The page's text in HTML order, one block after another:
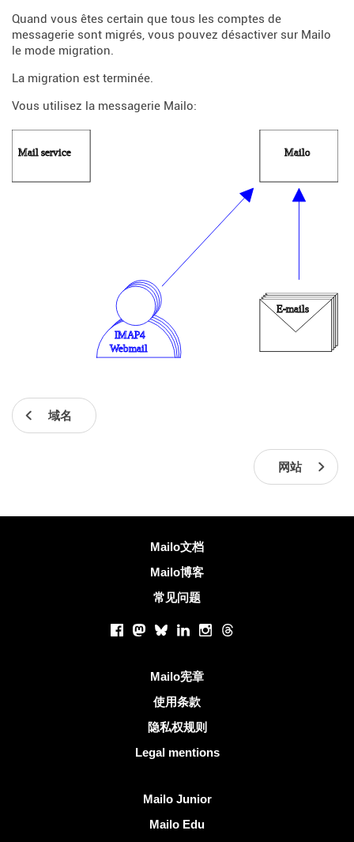
Quand vous êtes certain que tous les comptes de
messagerie sont migrés, vous pouvez désactiver sur Mailo
le mode migration.
La migration est terminée.
Vous utilisez la messagerie Mailo:
域名
网站
Mailo文档
Mailo博客
常见问题
Facebook
Mastodon
BlueskyLinkedInInstagram
Threads
Mailo宪章
使用条款
隐私权规则
Legal mentions
Mailo Junior
Mailo Edu